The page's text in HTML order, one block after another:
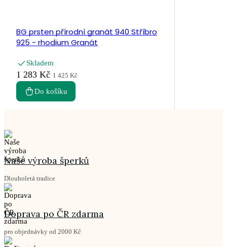
BG prsten přírodní granát 940 Stříbro
925 - rhodium Granát
Skladem
1 283 Kč 1 425 Kč
Do košíku
Naše výroba šperků
Dlouholetá tradice
Doprava po ČR zdarma
pro objednávky od 2000 Kč